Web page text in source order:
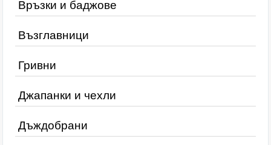
Връзки и баджове
Възглавници
Гривни
Джапанки и чехли
Дъждобрани